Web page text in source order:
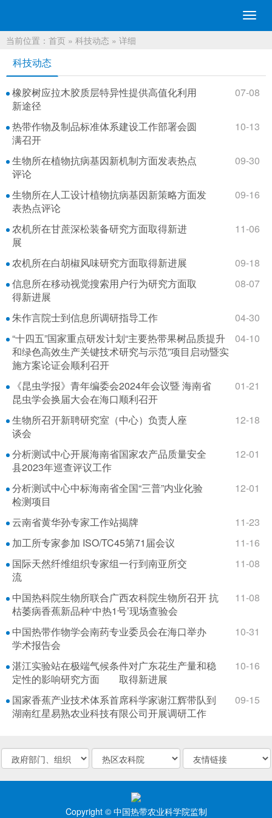
切
换
当前位置： 首页 » 科技动态 » 详细
科技动态
橡胶树应拉木胶质层特异性提供高值化利用
新途径
07-08
热带作物及制品标准体系建设工作部署会圆
满召开
10-13
生物所在植物抗病基因新机制方面发表热点
评论
09-30
生物所在人工设计植物抗病基因新策略方面发
表热点评论
09-16
农机所在甘蔗深松装备研究方面取得新进
展
11-06
农机所在白胡椒风味研究方面取得新进展
09-18
信息所在移动视觉搜索用户行为研究方面取
得新进展
08-07
朱作言院士到信息所调研指导工作
04-30
“十四五”国家重点研发计划“主要热带果树品质提升
和绿色高效生产关键技术研究与示范”项目启动暨实
施方案论证会顺利召开
04-10
《昆虫学报》青年编委会2024年会议暨 海南省
昆虫学会换届大会在海口顺利召开
01-21
生物所召开新聘研究室（中心）负责人座
谈会
12-18
分析测试中心开展海南省国家农产品质量安全
县2023年巡查评议工作
12-01
分析测试中心中标海南省全国“三普”内业化验
检测项目
12-01
云南省黄华孙专家工作站揭牌
11-23
加工所专家参加 ISO/TC45第71届会议
11-16
国际天然纤维组织专家组一行到南亚所交
流
11-08
中国热科院生物所联合广西农科院生物所召开 抗
枯萎病香蕉新品种‘中热1号’现场查验会
11-08
中国热带作物学会南药专业委员会在海口举办
学术报告会
10-31
湛江实验站在极端气候条件对广东花生产量和稳
定性的影响研究方面 取得新进展
10-16
国家香蕉产业技术体系首席科学家谢江辉带队到
湖南红星易熟农业科技有限公司开展调研工作
09-15
Copyright © 中国热带农业科学院监制